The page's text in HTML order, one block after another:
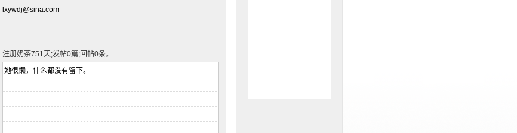
lxywdj@sina.com
注册奶茶751天;发帖0篇;回帖0条。